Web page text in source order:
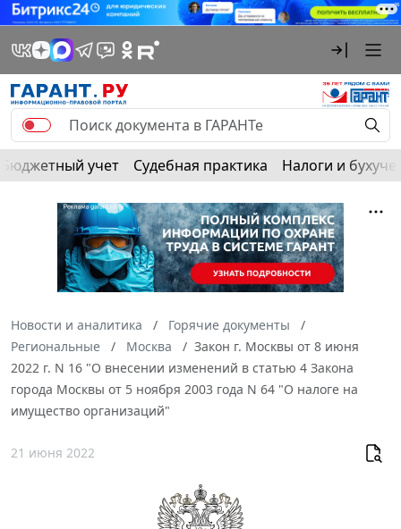
Бюджетный учет Судебная практика Налоги и
Новости и аналитика
Горячие документы
Региональные
Москва
Закон г. Москвы от 8 июня
2022 г. N 16 "О внесении изменений в статью 4 Закона
города Москвы от 5 ноября 2003 года N 64 "О налоге на
имущество организаций"
21 июня 2022